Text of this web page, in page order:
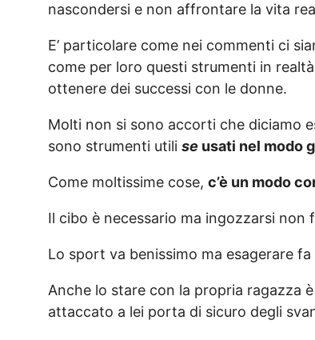
nascondersi e non affrontare la vita
E’ particolare come nei commenti ci
come per loro questi strumenti in
ottenere dei successi con le donne.
Molti non si sono accorti che diciamo
sono strumenti utilise usati nel modo
Come moltissime cose,c’è un modo
Il cibo è necessario ma ingozzarsi non
Lo sport va benissimo ma esagerare fa
Anche lo stare con la propria ragazza
attaccato a lei porta di sicuro degli